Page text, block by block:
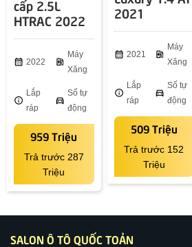
cấp 2.5L
HTRAC 2022
calendar_month 2022 ev_station
Máy
Xăng
info
Lắp
ráp
directions_car
Số tự
động
959 Triệu
Trả trước 287
Triệu
2021
calendar_month 2021 ev_station
Máy
Xăng
info
Lắp
ráp
directions_car
Số tự
động
509 Triệu
Trả trước 152
Triệu
SALON Ô TÔ QUỐC TOẢN